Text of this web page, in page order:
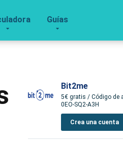
Guías
Bit2me
5€ gratis / Código de
0EO-SQ2-A3H
Crea una cuenta